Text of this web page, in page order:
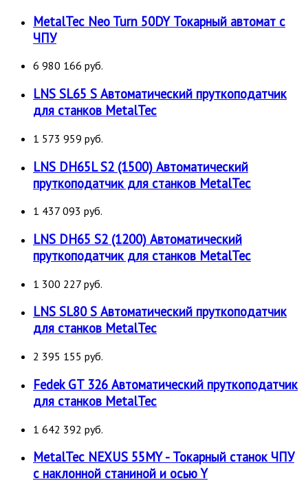
MetalTec Neo Turn 50DY Токарный автомат с
ЧПУ
6 980 166 руб.
LNS SL65 S Автоматический пруткоподатчик
для станков MetalTec
1 573 959 руб.
LNS DH65L S2 (1500) Автоматический
пруткоподатчик для станков MetalTec
1 437 093 руб.
LNS DH65 S2 (1200) Автоматический
пруткоподатчик для станков MetalTec
1 300 227 руб.
LNS SL80 S Автоматический пруткоподатчик
для станков MetalTec
2 395 155 руб.
Fedek GT 326 Автоматический пруткоподатчик
для станков MetalTec
1 642 392 руб.
MetalTec NEXUS 55MY - Токарный станок ЧПУ
с наклонной станиной и осью Y